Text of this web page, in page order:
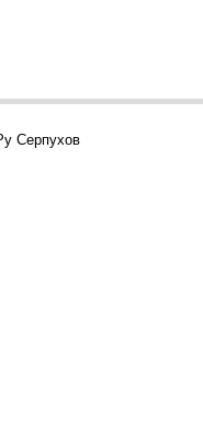
Серпухов